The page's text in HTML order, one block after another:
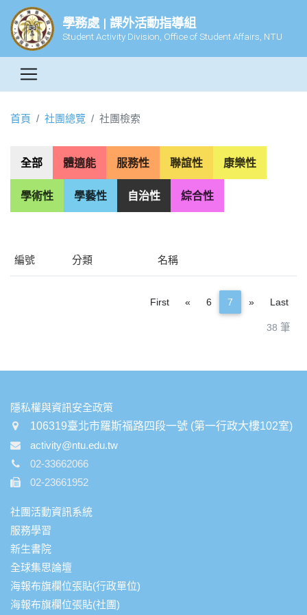
學務處 | 課外活動指導組
Student Activity Division, Office of Student Affairs, NTU
首頁 社團總覽 社團檢索
全部 體適能 服務性 聯誼性 康樂性
學術性 學藝性 自治性 綜合性
編號 分類 名稱
38 筆
First « Previous
6 7 »NextLast
:::
隱私權與資訊安全政策
106319臺北市羅斯福路四段一號 (第一行政大樓102室)
activity@ntu.edu.tw
02-33662066
02-23661952
社團活動資訊系統
服務學習
新生書院
全球集思論壇
海報布旗欄位張貼(行政單位)
海報布旗欄位張貼(社團)